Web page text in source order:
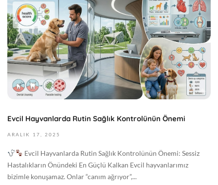
0
6
:
5
8
0
0
0
G
a
y
ı
s
1
3
,
6
2
2
5
-
Evcil Hayvanlarda Rutin Sağlık Kontrolünün Önemi
ARALIK 17, 2025
Evcil Hayvanlarda Rutin Sağlık Kontrolünün Önemi: Sessiz
Hastalıkların Önündeki En Güçlü Kalkan Evcil hayvanlarımız
bizimle konuşamaz. Onlar “canım ağrıyor”,...